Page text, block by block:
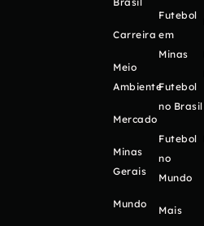
Carreira
Meio
Ambiente
Mercado
Minas
Gerais
Mundo
Futebol
em
Minas
Futebol
no Brasil
Futebol
no
Mundo
Mais